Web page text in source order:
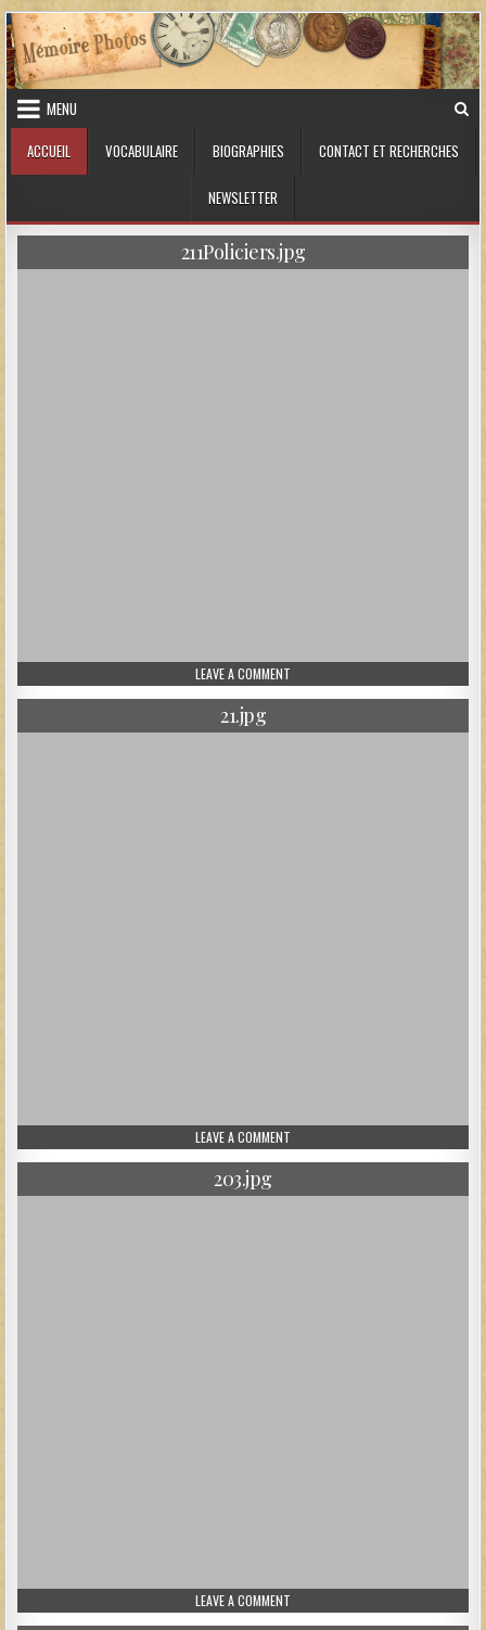
Skip to content
MENU
ACCUEIL
VOCABULAIRE BIOGRAPHIES CONTACT ET RECHERCHES
NEWSLETTER
LEAVE A COMMENT
211Policiers.jpg
LEAVE A COMMENT
21.jpg
LEAVE A COMMENT
203.jpg